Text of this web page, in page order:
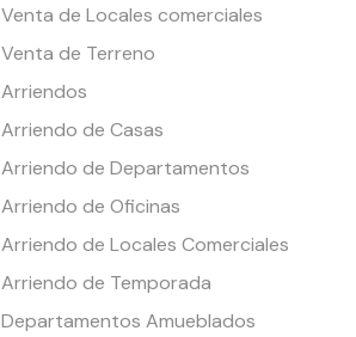
Venta de Locales comerciales
Venta de Terreno
Arriendos
Arriendo de Casas
Arriendo de Departamentos
Arriendo de Oficinas
Arriendo de Locales Comerciales
Arriendo de Temporada
Departamentos Amueblados